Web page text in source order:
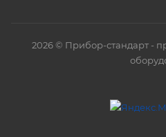
2026 © Прибор-стандарт -